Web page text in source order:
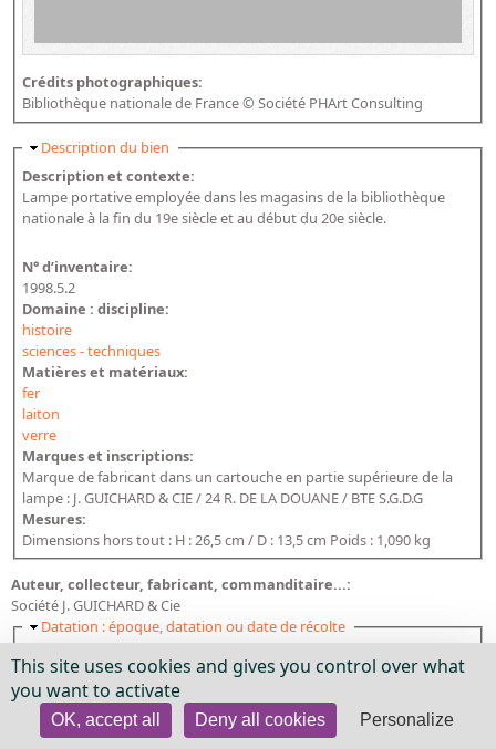
Crédits photographiques:
Bibliothèque nationale de France © Société PHArt Consulting
Masquer
Description du bien
Description et contexte:
Lampe portative employée dans les magasins de la bibliothèque
nationale à la fin du 19e siècle et au début du 20e siècle.
N° d’inventaire:
1998.5.2
Domaine : discipline:
histoire
sciences - techniques
Matières et matériaux:
fer
laiton
verre
Marques et inscriptions:
Marque de fabricant dans un cartouche en partie supérieure de la
lampe : J. GUICHARD & CIE / 24 R. DE LA DOUANE / BTE S.G.D.G
Mesures:
Dimensions hors tout : H : 26,5 cm / D : 13,5 cm Poids : 1,090 kg
Auteur, collecteur, fabricant, commanditaire...:
Société J. GUICHARD & Cie
Masquer
Datation : époque, datation ou date de récolte
19e siècle
20e siècle
Date d'utilisation:
19e siècle
This site uses cookies and gives you control over what
you want to activate
OK, accept all Deny all cookies Personalize